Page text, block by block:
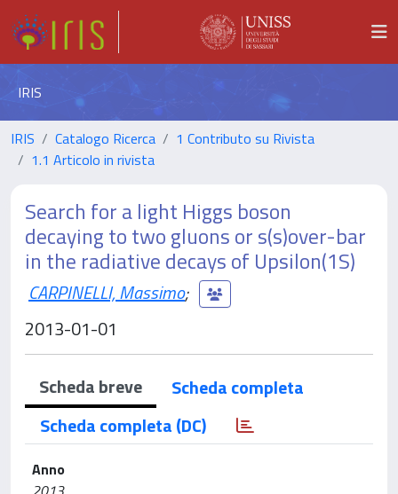
IRIS
IRIS Catalogo Ricerca
1 Contributo su Rivista
1.1 Articolo in rivista
Search for a light Higgs boson
decaying to two gluons or s(s)over-bar
in the radiative decays of Upsilon(1S)
CARPINELLI, Massimo;
2013-01-01
Scheda breve
Scheda completa
Scheda completa (DC)
Anno